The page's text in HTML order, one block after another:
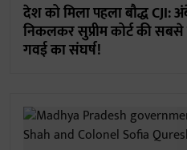
देश को मिला पहला बौद्ध CJI:
निकलकर सुप्रीम कोर्ट की
गवई का संघर्ष!